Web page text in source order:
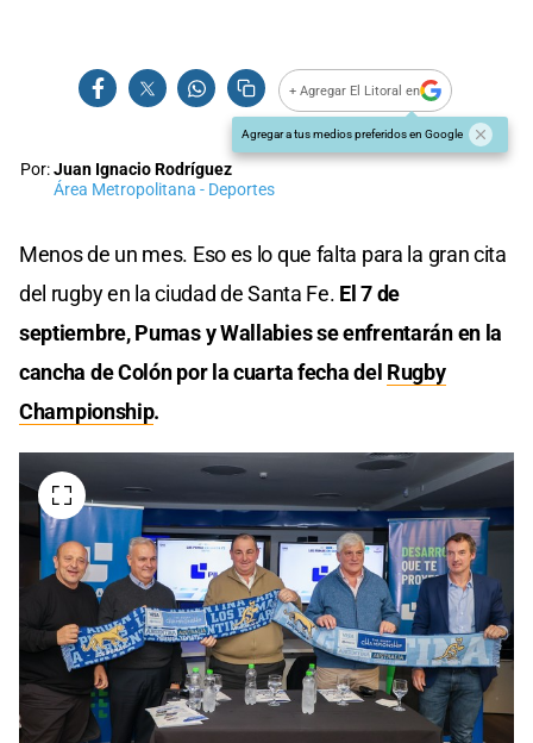
+ Agregar El Litoral en
Agregar a tus medios preferidos en Google
Por:Juan Ignacio Rodríguez
Área Metropolitana - Deportes
Menos de un mes. Eso es lo que falta para la gran cita
del rugby en la ciudad de Santa Fe. El 7 de
septiembre, Pumas y Wallabies se enfrentarán en la
cancha de Colón por la cuarta fecha del Rugby
Championship.